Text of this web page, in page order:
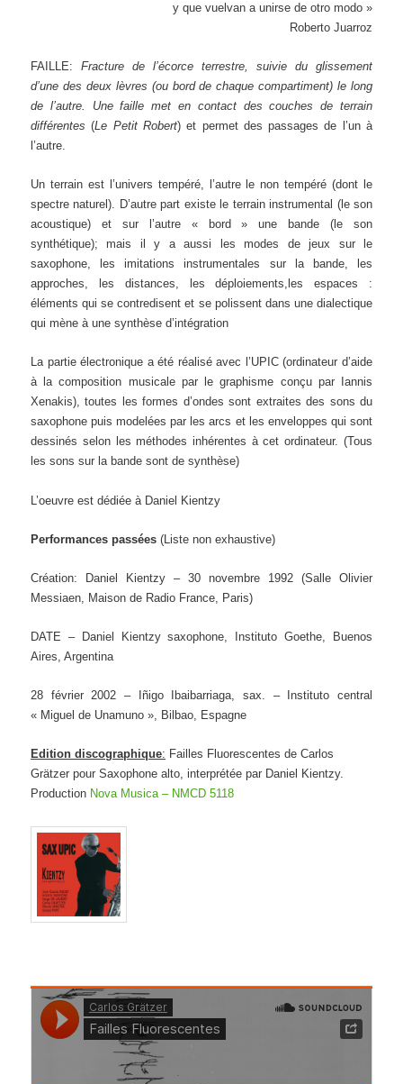
y que vuelvan a unirse de otro modo »
Roberto Juarroz
FAILLE:Fracture de l’écorce terrestre, suivie du glissement
d’une des deux lèvres (ou bord de chaque compartiment) le long
de l’autre. Une faille met en contact des couches de terrain
différentes (Le Petit Robert) et permet des passages de l’un à
l’autre.
Un terrain est l’univers tempéré, l’autre le non tempéré (dont le
spectre naturel). D’autre part existe le terrain instrumental (le son
acoustique) et sur l’autre « bord » une bande (le son
synthétique); mais il y a aussi les modes de jeux sur le
saxophone, les imitations instrumentales sur la bande, les
approches, les distances, les déploiements,les espaces :
éléments qui se contredisent et se polissent dans une dialectique
qui mène à une synthèse d’intégration
La partie électronique a été réalisé avec l’UPIC (ordinateur d’aide
à la composition musicale par le graphisme conçu par Iannis
Xenakis), toutes les formes d’ondes sont extraites des sons du
saxophone puis modelées par les arcs et les enveloppes qui sont
dessinés selon les méthodes inhérentes à cet ordinateur. (Tous
les sons sur la bande sont de synthèse)
L’oeuvre est dédiée à Daniel Kientzy
Performances passées (Liste non exhaustive)
Création: Daniel Kientzy – 30 novembre 1992 (Salle Olivier
Messiaen, Maison de Radio France, Paris)
DATE – Daniel Kientzy saxophone, Instituto Goethe, Buenos
Aires, Argentina
28 février 2002 – Iñigo Ibaibarriaga, sax. – Instituto central
« Miguel de Unamuno », Bilbao, Espagne
Edition discographique: Failles Fluorescentes de Carlos
Grätzer pour Saxophone alto, interprétée par Daniel Kientzy.
Production Nova Musica ‎– NMCD 5118